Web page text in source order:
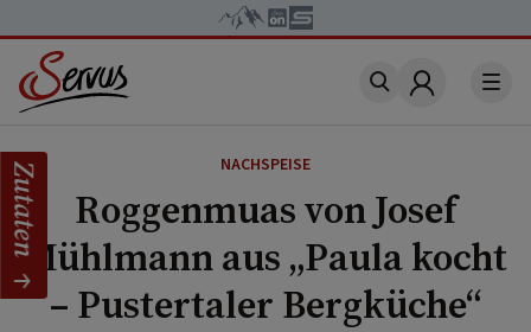
Account
NACHSPEISE
Roggenmuas von Josef
Mühlmann aus „Paula kocht
– Pustertaler Bergküche“
Zutaten